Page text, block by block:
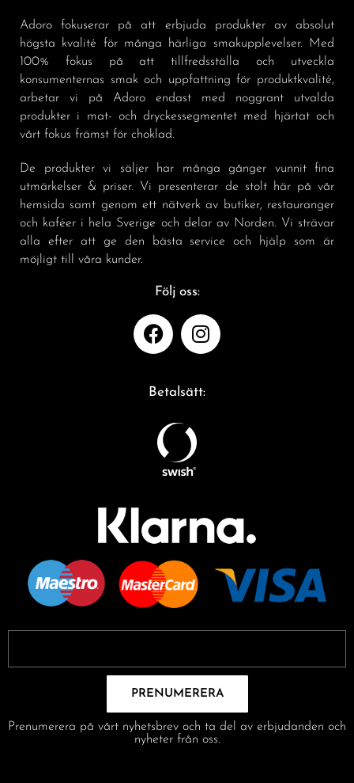
Adoro fokuserar på att erbjuda produkter av absolut
högsta kvalité för många härliga smakupplevelser. Med
100% fokus på att tillfredsställa och utveckla
konsumenternas smak och uppfattning för produktkvalité,
arbetar vi på Adoro endast med noggrant utvalda
produkter i mat- och dryckessegmentet med hjärtat och
vårt fokus främst för choklad.
De produkter vi säljer har många gånger vunnit fina
utmärkelser & priser. Vi presenterar de stolt här på vår
hemsida samt genom ett nätverk av butiker, restauranger
och kaféer i hela Sverige och delar av Norden. Vi strävar
alla efter att ge den bästa service och hjälp som är
möjligt till våra kunder.
Följ oss:
Betalsätt:
PRENUMERERA
Prenumerera på vårt nyhetsbrev och ta del av erbjudanden och
nyheter från oss.